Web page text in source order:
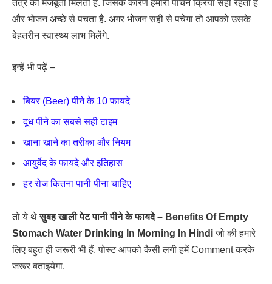
तंत्र को मजबूती मिलती है. जिसके कारण हमारी पाचन क्रिया सही रहती है
और भोजन अच्छे से पचता है. अगर भोजन सही से पचेगा तो आपको उसके
बेहतरीन स्वास्थ्य लाभ मिलेंगे.
इन्हें भी पढ़ें –
बियर (Beer) पीने के 10 फायदे
दूध पीने का सबसे सही टाइम
खाना खाने का तरीका और नियम
आयुर्वेद के फायदे और इतिहास
हर रोज कितना पानी पीना चाहिए
तो ये थेसुबह खाली पेट पानी पीने के फायदे – Benefits Of Empty
Stomach Water Drinking In Morning In Hindiजो की हमारे
लिए बहुत ही जरूरी भी हैं. पोस्ट आपको कैसी लगी हमें Comment करके
जरूर बताइयेगा.